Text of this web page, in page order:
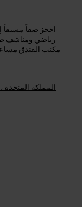
احجز صفاً مسبقاً
رياضي ومناشف
مكتب الفندق
لور جراوند، 36-38 هاتون جاردن، لندن EC1N 8EB، المملكة المتحدة